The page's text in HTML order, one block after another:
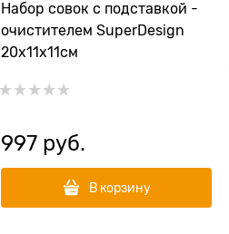
Набор совок с подставкой -
очистителем SuperDesign
20х11х11см
997 руб.
В корзину